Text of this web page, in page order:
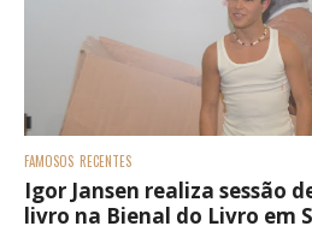
FAMOSOS RECENTES
Igor Jansen realiza sessão
livro na Bienal do Livro em